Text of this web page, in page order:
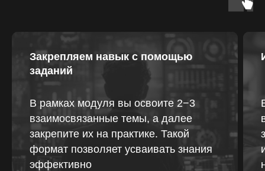
Закрепляем навык с помощью
заданий
В рамках модуля вы освоите 2−3
взаимосвязанные темы, а далее
закрепите их на практике. Такой
формат позволяет усваивать знания
эффективно